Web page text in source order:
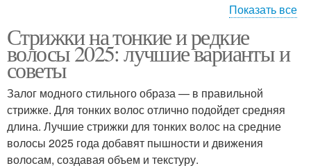
Женские стрижки Модные стрижки
Асимметричная стрижка Мужские стрижки
Показать все
Стрижки на тонкие и редкие
волосы 2025: лучшие варианты и
советы
Залог модного стильного образа — в правильной
стрижке. Для тонких волос отлично подойдет средняя
длина. Лучшие стрижки для тонких волос на средние
волосы 2025 года добавят пышности и движения
волосам, создавая объем и текстуру.